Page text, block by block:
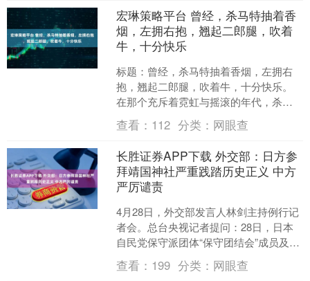
宏琳策略平台 曾经，杀马特抽着香
烟，左拥右抱，翘起二郎腿，吹着
牛，十分快乐
标题：曾经，杀马特抽着香烟，左拥右
抱，翘起二郎腿，吹着牛，十分快乐。
在那个充斥着霓虹与摇滚的年代，杀马
特以其独特的风格和不羁的精神，成为
了年轻人心中的一股清流....
查看： 112 分类： 网眼查
长胜证券APP下载 外交部：日方参
拜靖国神社严重践踏历史正义 中方
严厉谴责
4月28日，外交部发言人林剑主持例行记
者会。总台央视记者提问：28日，日本
自民党保守派团体“保守团结会”成员及参
政党的166名国会、地方议员参拜靖国神
社。中方对....
查看： 199 分类： 网眼查